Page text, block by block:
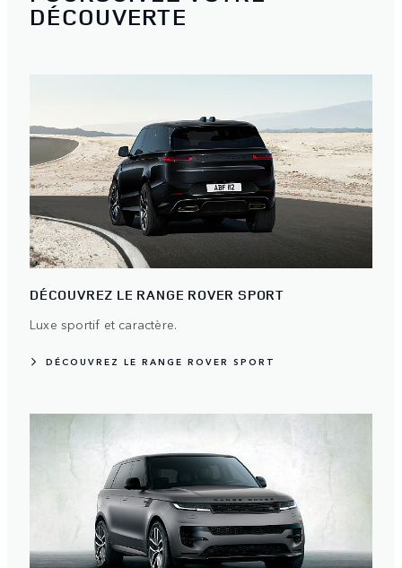
DÉCOUVERTE
DÉCOUVREZ LE RANGE ROVER SPORT
Luxe sportif et caractère.
DÉCOUVREZ LE RANGE ROVER SPORT